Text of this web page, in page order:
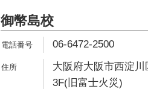
御幣島校
06-6472-2500
大阪府大阪市西淀
3F(旧富士火災)